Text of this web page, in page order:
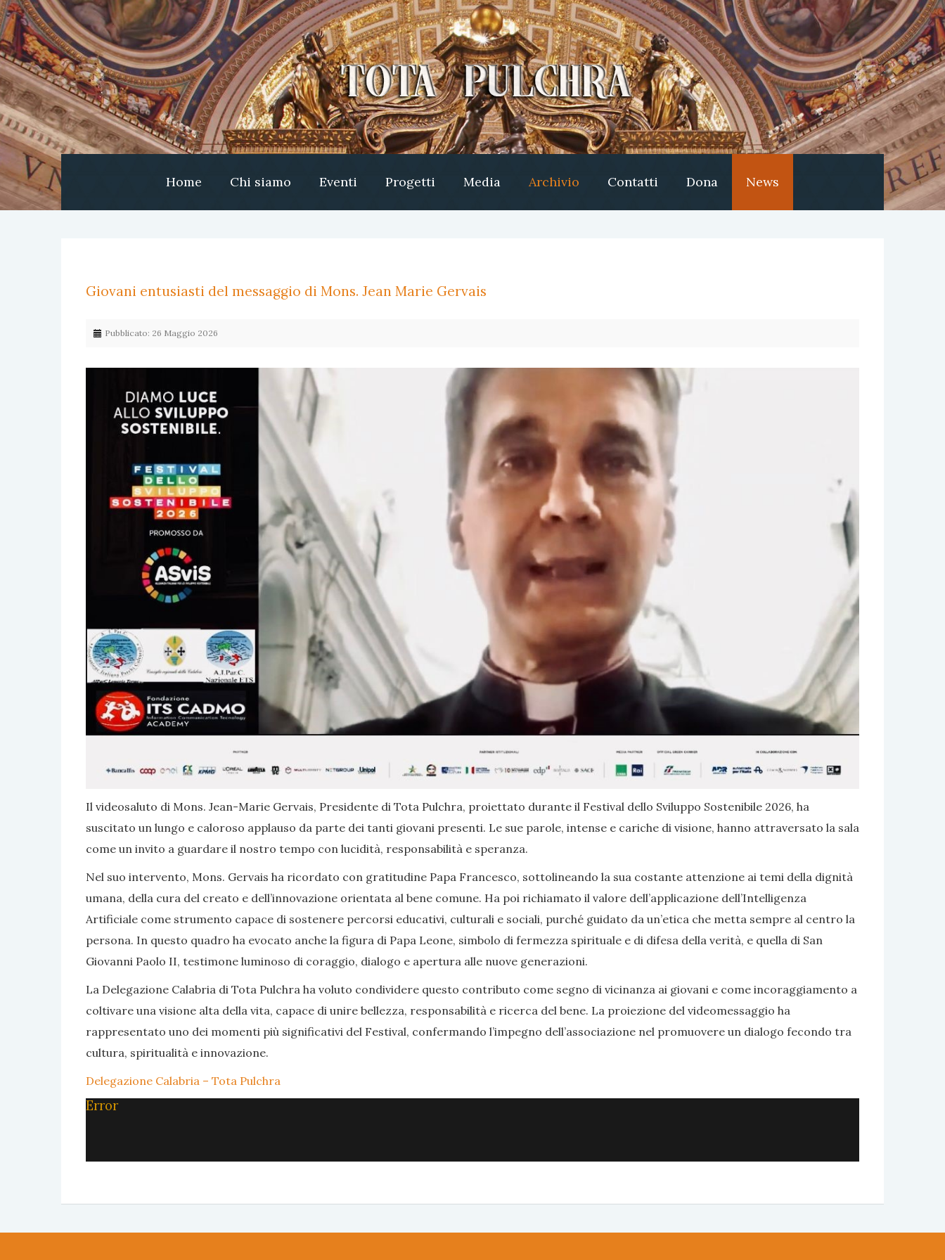
Home Chi siamo Eventi Progetti Media Archivio Contatti Dona News
Giovani entusiasti del messaggio di Mons. Jean Marie Gervais
Pubblicato: 26 Maggio 2026
Il videosaluto di Mons. Jean-Marie Gervais, Presidente di Tota Pulchra, proiettato durante il Festival dello Sviluppo Sostenibile 2026, ha
suscitato un lungo e caloroso applauso da parte dei tanti giovani presenti. Le sue parole, intense e cariche di visione, hanno attraversato la sala
come un invito a guardare il nostro tempo con lucidità, responsabilità e speranza.
Nel suo intervento, Mons. Gervais ha ricordato con gratitudine Papa Francesco, sottolineando la sua costante attenzione ai temi della dignità
umana, della cura del creato e dell’innovazione orientata al bene comune. Ha poi richiamato il valore dell’applicazione dell’Intelligenza
Artificiale come strumento capace di sostenere percorsi educativi, culturali e sociali, purché guidato da un’etica che metta sempre al centro la
persona. In questo quadro ha evocato anche la figura di Papa Leone, simbolo di fermezza spirituale e di difesa della verità, e quella di San
Giovanni Paolo II, testimone luminoso di coraggio, dialogo e apertura alle nuove generazioni.
La Delegazione Calabria di Tota Pulchra ha voluto condividere questo contributo come segno di vicinanza ai giovani e come incoraggiamento a
coltivare una visione alta della vita, capace di unire bellezza, responsabilità e ricerca del bene. La proiezione del videomessaggio ha
rappresentato uno dei momenti più significativi del Festival, confermando l’impegno dell’associazione nel promuovere un dialogo fecondo tra
cultura, spiritualità e innovazione.
Delegazione Calabria – Tota Pulchra
Error